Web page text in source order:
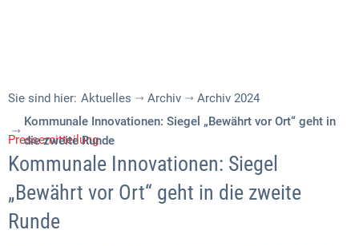
Sie sind hier: Aktuelles Archiv
Archiv 2024
Kommunale Innovationen: Siegel „Bewährt vor Ort“ geht in
die zweite Runde
Pressemitteilung
Kommunale Innovationen: Siegel
„Bewährt vor Ort“ geht in die zweite
Runde